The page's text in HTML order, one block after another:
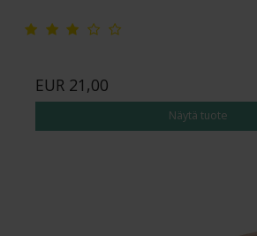
EUR 21,00
Näytä tuote